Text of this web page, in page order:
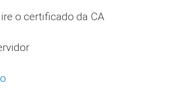
o certificado da CA